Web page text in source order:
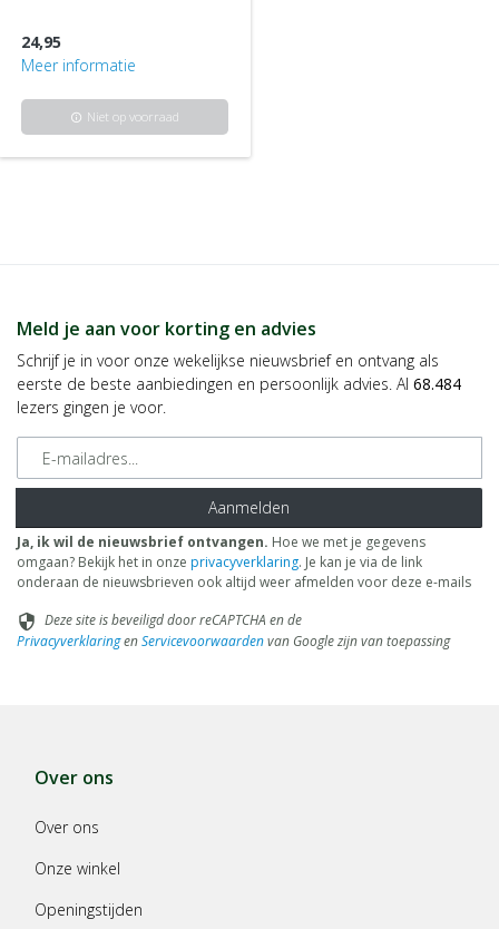
24,95
Meer informatie
info Niet op voorraad
Meld je aan voor korting en advies
Schrijf je in voor onze wekelijkse nieuwsbrief en ontvang als
eerste de beste aanbiedingen en persoonlijk advies. Al 68.484
lezers gingen je voor.
E-mailadres
Aanmelden
Ja, ik wil de nieuwsbrief ontvangen. Hoe we met je gegevens
omgaan? Bekijk het in onze privacyverklaring. Je kan je via de link
onderaan de nieuwsbrieven ook altijd weer afmelden voor deze e-mails
security Deze site is beveiligd door reCAPTCHA en de
PrivacyverklaringenServicevoorwaardenvan Google zijn van toepassing
Over ons
Over ons
Onze winkel
Openingstijden